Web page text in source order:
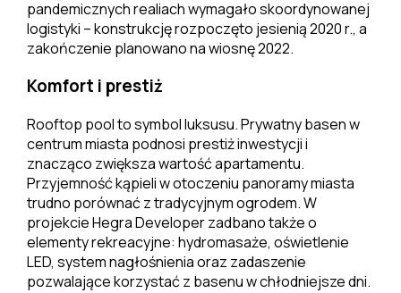
pandemicznych realiach wymagało skoordynowanej
logistyki – konstrukcję rozpoczęto jesienią 2020 r., a
zakończenie planowano na wiosnę 2022.
Komfort i prestiż
Rooftop pool to symbol luksusu. Prywatny basen w
centrum miasta podnosi prestiż inwestycji i
znacząco zwiększa wartość apartamentu.
Przyjemność kąpieli w otoczeniu panoramy miasta
trudno porównać z tradycyjnym ogrodem. W
projekcie Hegra Developer zadbano także o
elementy rekreacyjne: hydromasaże, oświetlenie
LED, system nagłośnienia oraz zadaszenie
pozwalające korzystać z basenu w chłodniejsze dni.